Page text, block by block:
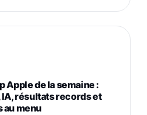
Apple de la semaine :
IA, résultats records et
au menu